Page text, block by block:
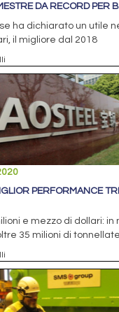
DA RECORD PER
ha dichiarato un utile
il migliore dal 2018
PERFORMANCE
e mezzo di dollari: in
35 milioni di tonnellate